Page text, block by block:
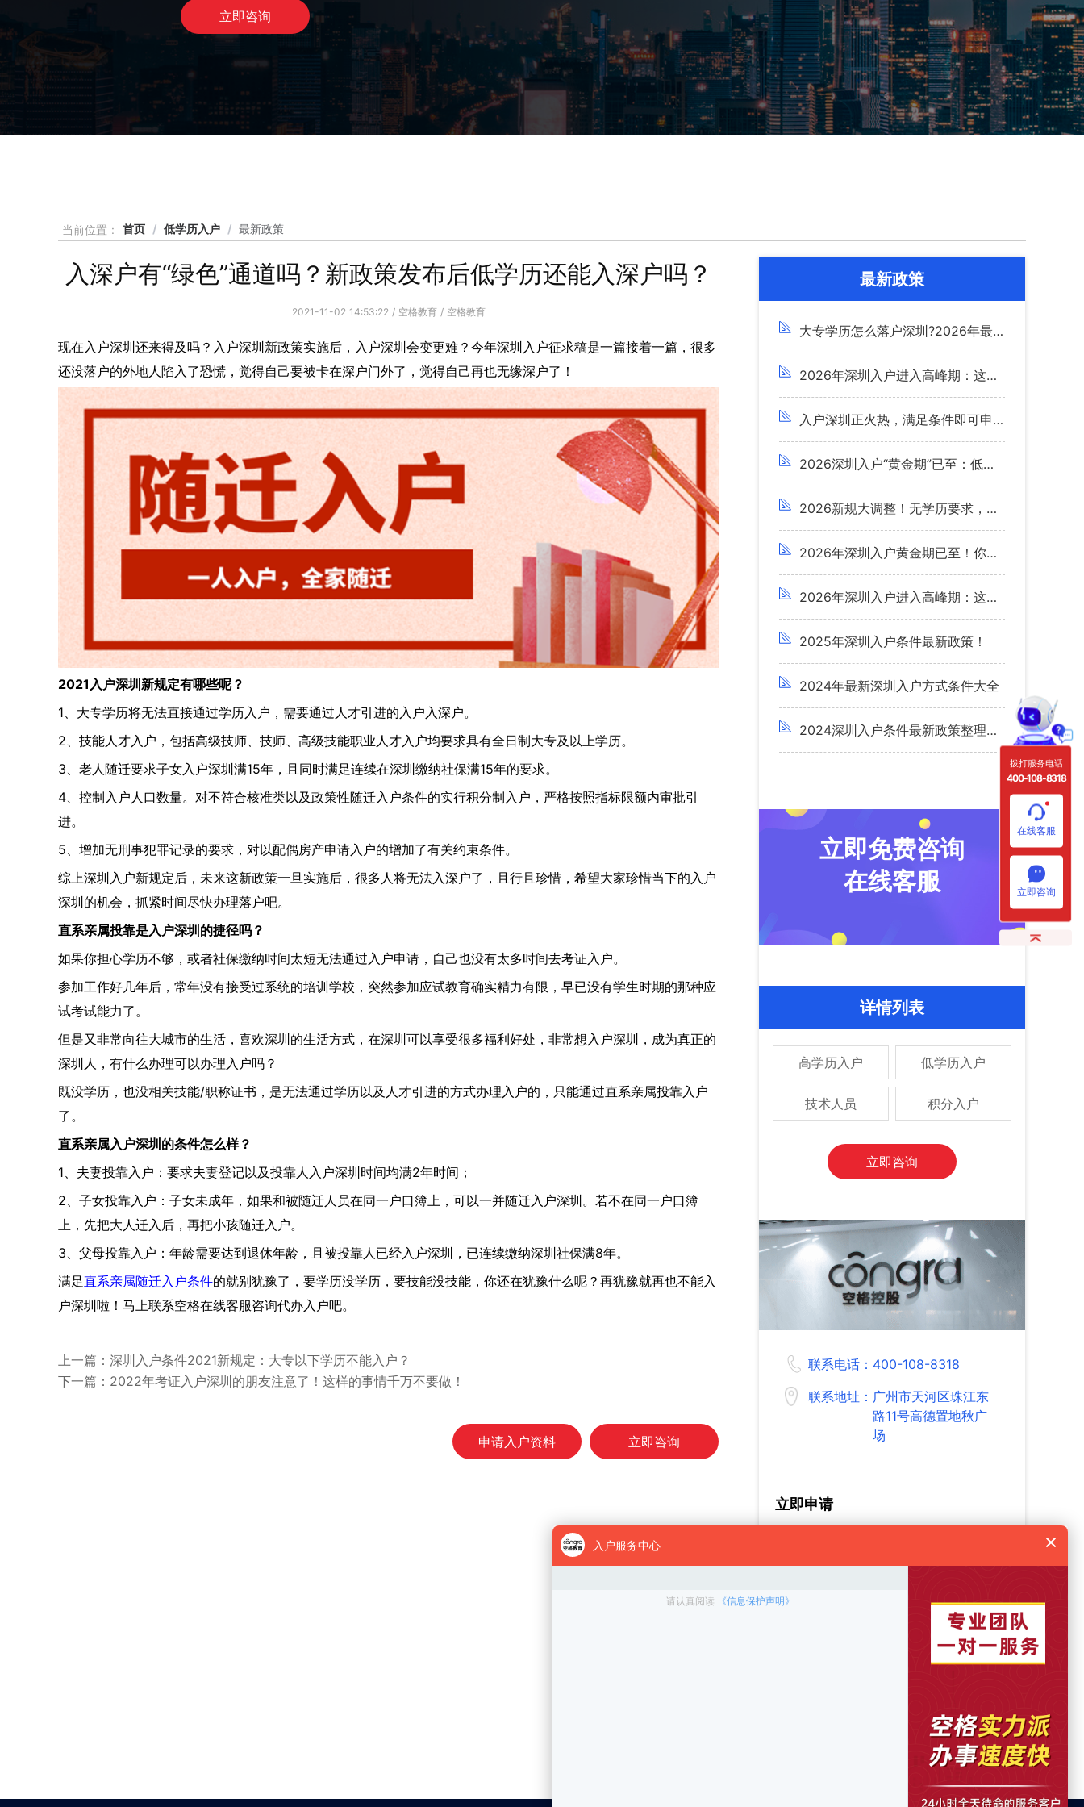
立即咨询
当前位置 : 首页 / 低学历入户 / 最新政策
入深户有“绿色”通道吗？新政策发布后低学历还能入深户吗？
2021-11-02 14:53:22 / 空格教育 / 空格教育
现在入户深圳还来得及吗？入户深圳新政策实施后，入户深圳会变更难？今年深圳入户征求稿是一篇接着一篇，很多
还没落户的外地人陷入了恐慌，觉得自己要被卡在深户门外了，觉得自己再也无缘深户了！
2021入户深圳新规定有哪些呢？
1、大专学历将无法直接通过学历入户，需要通过人才引进的入户入深户。
2、技能人才入户，包括高级技师、技师、高级技能职业人才入户均要求具有全日制大专及以上学历。
3、老人随迁要求子女入户深圳满15年，且同时满足连续在深圳缴纳社保满15年的要求。
4、控制入户人口数量。对不符合核准类以及政策性随迁入户条件的实行积分制入户，严格按照指标限额内审批引
进。
5、增加无刑事犯罪记录的要求，对以配偶房产申请入户的增加了有关约束条件。
综上深圳入户新规定后，未来这新政策一旦实施后，很多人将无法入深户了，且行且珍惜，希望大家珍惜当下的入户
深圳的机会，抓紧时间尽快办理落户吧。
直系亲属投靠是入户深圳的捷径吗？
如果你担心学历不够，或者社保缴纳时间太短无法通过入户申请，自己也没有太多时间去考证入户。
参加工作好几年后，常年没有接受过系统的培训学校，突然参加应试教育确实精力有限，早已没有学生时期的那种应
试考试能力了。
但是又非常向往大城市的生活，喜欢深圳的生活方式，在深圳可以享受很多福利好处，非常想入户深圳，成为真正的
深圳人，有什么办理可以办理入户吗？
既没学历，也没相关技能/职称证书，是无法通过学历以及人才引进的方式办理入户的，只能通过直系亲属投靠入户
了。
直系亲属入户深圳的条件怎么样？
1、夫妻投靠入户：要求夫妻登记以及投靠人入户深圳时间均满2年时间；
2、子女投靠入户：子女未成年，如果和被随迁人员在同一户口簿上，可以一并随迁入户深圳。若不在同一户口簿
上，先把大人迁入后，再把小孩随迁入户。
3、父母投靠入户：年龄需要达到退休年龄，且被投靠人已经入户深圳，已连续缴纳深圳社保满8年。
满足直系亲属随迁入户条件的就别犹豫了，要学历没学历，要技能没技能，你还在犹豫什么呢？再犹豫就再也不能入
户深圳啦！马上联系空格在线客服咨询代办入户吧。
上一篇：深圳入户条件2021新规定：大专以下学历不能入户？
下一篇：2022年考证入户深圳的朋友注意了！这样的事情千万不要做！
申请入户资料 立即咨询
最新政策
大专学历怎么落户深圳?2026年最新入户条件+渠道
2026年深圳入户进入高峰期：这类人还可领10万补贴！
入户深圳正火热，满足条件即可申领 10 万人才补贴
2026深圳入户“黄金期”已至：低学历人群的职称入户攻略
2026新规大调整！无学历要求，低社保也能入深户？
2026年深圳入户黄金期已至！你的专属方案在这里！
2026年深圳入户进入高峰期：这类人还可领10万补贴！
2025年深圳入户条件最新政策！
2024年最新深圳入户方式条件大全
2024深圳入户条件最新政策整理，主要看这4点！
立即免费咨询
在线客服
详情列表
高学历入户 低学历入户
技术人员 积分入户
立即咨询
联系电话： 400-108-8318
联系地址： 广州市天河区珠江东
路11号高德置地秋广
场
立即申请
拨打服务电话
400-108-8318
在线客服
立即咨询